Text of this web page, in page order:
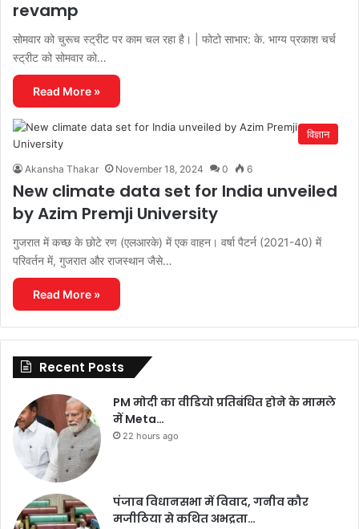
revamp
सोमवार को चुरूच स्ट्रीट पर काम चल रहा है। | फोटो साभार: के. भाग्य प्रकाश चर्च
स्ट्रीट को सोमवार को…
Read More »
विज्ञान
Akansha Thakar November 18, 2024 0 6
New climate data set for India unveiled
by Azim Premji University
गुजरात में कच्छ के छोटे रण (एलआरके) में एक वाहन। वर्षा पैटर्न (2021-40) में
परिवर्तन में, गुजरात और राजस्थान जैसे…
Read More »
Recent Posts
PM मोदी का वीडियो प्रतिबंधित होने के मामले
में Meta…
22 hours ago
पंजाब विधानसभा में विवाद, गनीव कौर
मजीठिया से कथित अभद्रता…